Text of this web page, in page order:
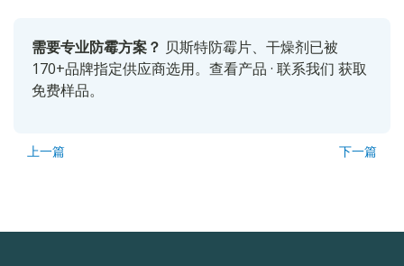
需要专业防霉方案？ 贝斯特防霉片、干燥剂已被
170+品牌指定供应商选用。 查看产品 · 联系我们 获取
免费样品。
上一篇 下一篇